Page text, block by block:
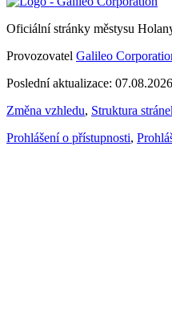
Oficiální stránky městysu
Provozovatel Galileo
Poslední aktualizace: 07.08.2026
Změna vzhledu, Struktura
Prohlášení o přístupnosti,